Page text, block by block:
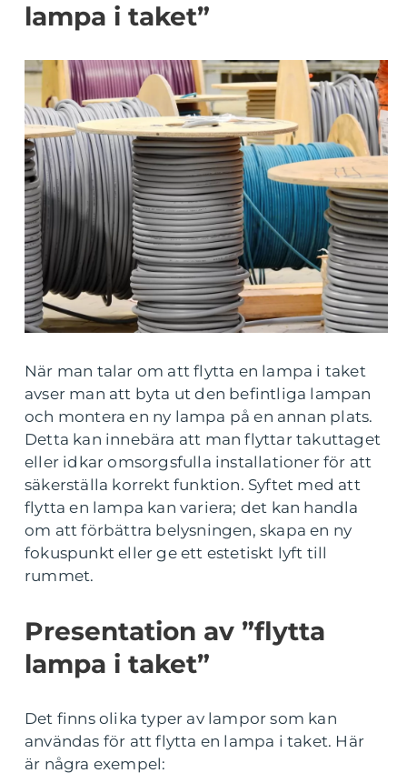
lampa i taket”
När man talar om att flytta en lampa i taket
avser man att byta ut den befintliga lampan
och montera en ny lampa på en annan plats.
Detta kan innebära att man flyttar takuttaget
eller idkar omsorgsfulla installationer för att
säkerställa korrekt funktion. Syftet med att
flytta en lampa kan variera; det kan handla
om att förbättra belysningen, skapa en ny
fokuspunkt eller ge ett estetiskt lyft till
rummet.
Presentation av ”flytta
lampa i taket”
Det finns olika typer av lampor som kan
användas för att flytta en lampa i taket. Här
är några exempel: